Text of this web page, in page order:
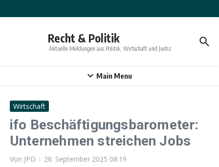
Recht & Politik
Aktuelle Meldungen aus Politik, Wirtschaft und Justiz
Main Menu
Wirtschaft
ifo Beschäftigungsbarometer:
Unternehmen streichen Jobs
Von JPD 26. September 2025 08:19